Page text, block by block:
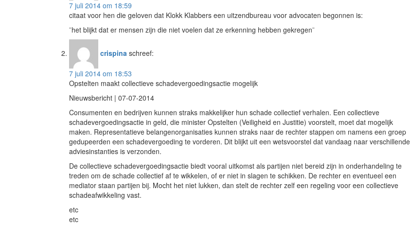
7 juli 2014 om 18:59
citaat voor hen die geloven dat Klokk Klabbers een uitzendbureau voor advocaten begonnen is:
¨het blijkt dat er mensen zijn die niet voelen dat ze erkenning hebben gekregen¨
crispina schreef:
7 juli 2014 om 18:53
Opstelten maakt collectieve schadevergoedingsactie mogelijk
Nieuwsbericht | 07-07-2014
Consumenten en bedrijven kunnen straks makkelijker hun schade collectief verhalen. Een collectieve
schadevergoedingsactie in geld, die minister Opstelten (Veiligheid en Justitie) voorstelt, moet dat mogelijk
maken. Representatieve belangenorganisaties kunnen straks naar de rechter stappen om namens een groep
gedupeerden een schadevergoeding te vorderen. Dit blijkt uit een wetsvoorstel dat vandaag naar verschillende
adviesinstanties is verzonden.
De collectieve schadevergoedingsactie biedt vooral uitkomst als partijen niet bereid zijn in onderhandeling te
treden om de schade collectief af te wikkelen, of er niet in slagen te schikken. De rechter en eventueel een
mediator staan partijen bij. Mocht het niet lukken, dan stelt de rechter zelf een regeling voor een collectieve
schadeafwikkeling vast.
etc
etc